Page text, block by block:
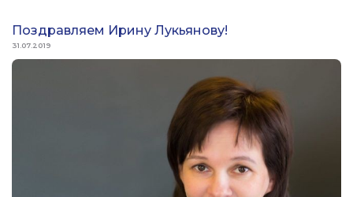
Поздравляем Ирину Лукьянову!
31.07.2019